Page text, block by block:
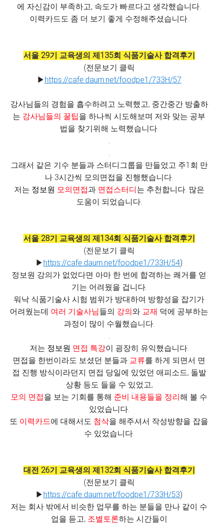
에 자신감이 부족하고, 속도가 빠르다고 생각했습니다.
이력카드도 좀 더 보기 좋게 수정해주셨습니다.
서울 29기 교육생의 제135회 식품기술사 합격후기
(전문보기 클릭
▶ https://cafe.daum.net/foodpe1/733H/57
강사님들의 경험을 흡수하려고 노력했고, 중간중간 방출하
는 강사님들의 꿀팁을 하나씩 시도해보며 저와 맞는 공부
법을 찾기위해 노력했습니다.
.
.
그래서 같은 기수 분들과 스터디그룹을 만들었고 주1회 만
나 3시간씩 모의면접을 진행했습니다.
저는 정보원 모의면접과 면접스터디는 추천합니다. 많은
도움이 되었습니다.
서울 28기 교육생의 제134회 식품기술사 합격후기
(전문보기 클릭
▶ https://cafe.daum.net/foodpe1/733H/54)
정보원 강의가 없었다면 아마 한 번에 합격하는 쾌거를 얻
기는 어려웠을 겁니다.
워낙 식품기술사 시험 범위가 방대하여 방향성을 잡기가
어려웠는데 여러 기술사님들의 강의와 교재 덕에 공부하는
과정이 많이 수월했습니다.
.
저는 정보원 면접 특강이 굉장히 유익했습니다.
면접을 한번이라도 보셨던 분들과 교류를 하게 되면서 면
접 진행 방식이라던지 면접 당일에 있었던 애피소드, 돌발
상황 등도 들을 수 있었고,
모의 면접을 보는 기회를 통해 준비 내용들을 정리해 볼 수
있었습니다.
또 이력카드에 대해서도 첨삭을 해주셔서 작성방향을 잡을
수 있었습니다.
대전 26기 교육생의 제132회 식품기술사 합격후기
(전문보기 클릭
▶ https://cafe.daum.net/foodpe1/733H/53)
저는 회사 밖에서 비슷한 업무를 하는 분들을 만나 같이 수
업을 듣고, 조별토론하는 시간들이